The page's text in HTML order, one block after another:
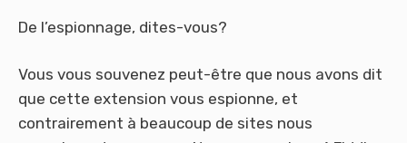
De l’espionnage, dites-vous?
Vous vous souvenez peut-être que nous avons dit
que cette extension vous espionne, et
contrairement à beaucoup de sites nous